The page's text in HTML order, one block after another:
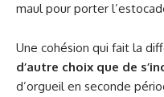
maul pour porter
Une cohésion qui fait la
d’autre choix que de
d’orgueil en seconde